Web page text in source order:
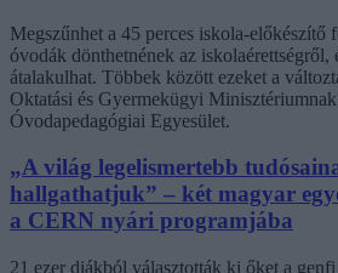
Megszűnhet a 45 perces iskola-előkészítő
óvodák dönthetnének az
átalakulhat. Többek között ezeket a
Oktatási és Gyermekügyi
Óvodapedagógiai Egyesület.
„A világ legelismertebb
hallgathatjuk” – két magyar
a CERN nyári programjába
21 ezer diákból választották ki őket a